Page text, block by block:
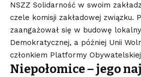
NSZZ Solidarność w swoim
czele komisji zakładowej związku.
zaangażował się w budowę
Demokratycznej, a później Unii
członkiem Platformy
Niepołomice – jego